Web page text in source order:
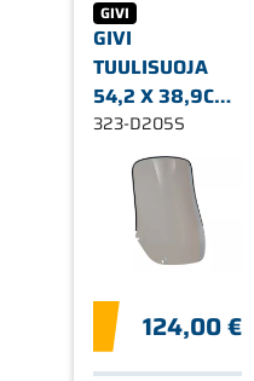
GIVI
GIVI
TUULISUOJA
54,2 X 38,9CM,
SMOKE XL 600
V TRANSALP
323-D205S
124,00 €